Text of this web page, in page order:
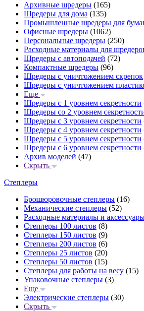
Архивные шредеры (165)
Шредеры для дома (135)
Промышленные шредеры для
Офисные шредеры (1062)
Персональные шредеры (250)
Расходные материалы для
Шредеры с автоподачей (72)
Компактные шредеры (96)
Шредеры с уничтожением скрепок
Шредеры с уничтожением
Еще
Шредеры с 1 уровнем секретности
Шредеры со 2 уровнем
Шредеры с 3 уровнем секретности
Шредеры с 4 уровнем секретности
Шредеры с 5 уровнем секретности
Шредеры с 6 уровнем секретности
Архив моделей (47)
Скрыть
Степлеры
Брошюровочные степлеры (16)
Механические степлеры (52)
Расходные материалы и
Степлеры 100 листов (8)
Степлеры 150 листов (9)
Степлеры 200 листов (6)
Степлеры 25 листов (20)
Степлеры 50 листов (15)
Степлеры для работы на весу (15)
Упаковочные степлеры (3)
Еще
Электрические степлеры (30)
Скрыть